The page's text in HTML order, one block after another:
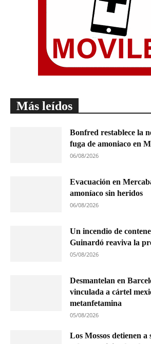
Más leídos
Bonfred restablece la
fuga de amoniaco en
06/08/2026
Evacuación en
amoníaco sin heridos
06/08/2026
Un incendio de
Guinardó reaviva la
05/08/2026
Desmantelan en
vinculada a cártel
metanfetamina
05/08/2026
Los Mossos detienen a